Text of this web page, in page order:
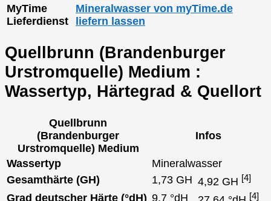
MyTime
Lieferdienst
Mineralwasser von myTime.de
liefern lassen
Quellbrunn (Brandenburger
Urstromquelle) Medium :
Wassertyp, Härtegrad & Quellort
Quellbrunn
(Brandenburger
Urstromquelle) Medium
Infos
Wassertyp
Mineralwasser
Gesamthärte (GH)
1,73 GH 4,92 GH [4]
Grad deutscher Härte (°dH) 9,7 °dH [4]